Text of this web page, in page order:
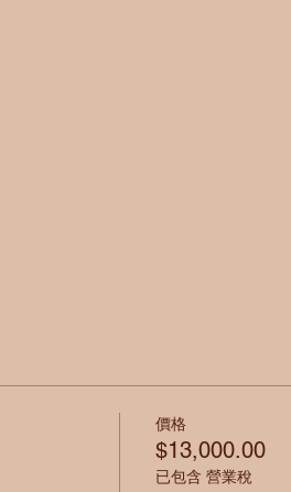
價格
$13,000.00
已包含 營業稅